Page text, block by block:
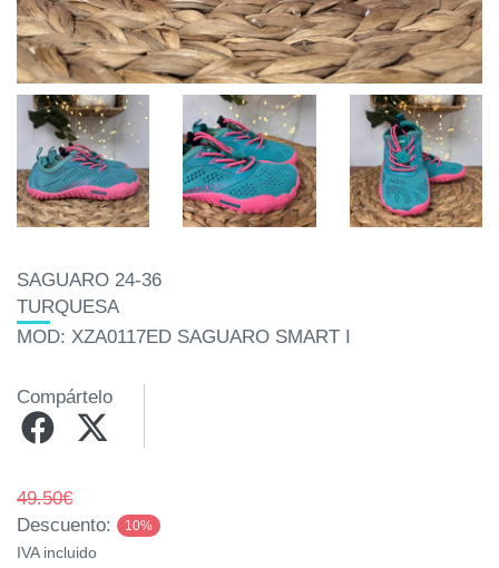
SAGUARO 24-36
TURQUESA
MOD: XZA0117ED SAGUARO SMART I
Compártelo
49.50€
Descuento:
10%
IVA incluido